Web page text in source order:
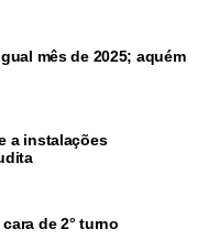
mês de 2025; aquém
a instalações
de 2° turno